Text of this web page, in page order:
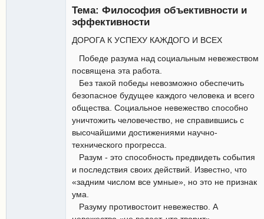
Тема: Философия объективности и
эффективности
ДОРОГА К УСПЕХУ КАЖДОГО И ВСЕХ
Победе разума над социальным невежеством
посвящена эта работа.
Без такой победы невозможно обеспечить
безопасное будущее каждого человека и всего
общества. Социальное невежество способно
уничтожить человечество, не справившись с
высочайшими достижениями научно-
технического прогресса.
Разум - это способность предвидеть события
и последствия своих действий. Известно, что
«задним числом все умные», но это не признак
ума.
Разуму противостоит невежество. А